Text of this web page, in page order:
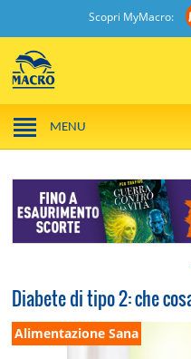
Scopri MyMacro:
MENU
Diabete di tipo 2: che
Alimentazione Sana